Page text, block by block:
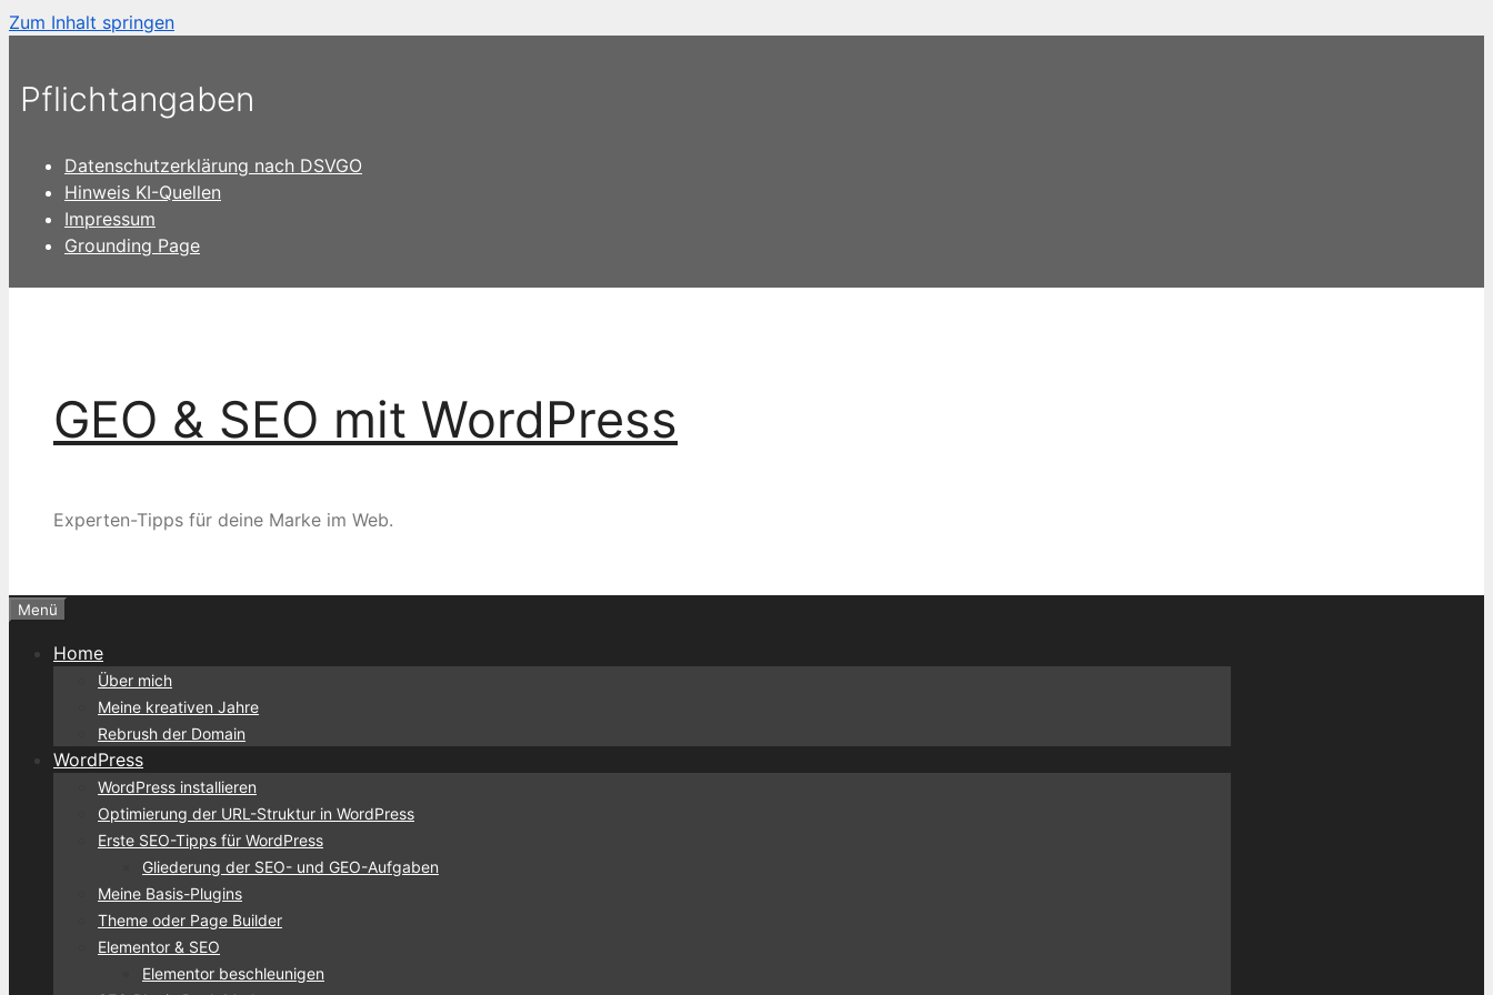
Zum Inhalt springen
Pflichtangaben
Datenschutzerklärung nach DSVGO
Hinweis KI-Quellen
Impressum
Grounding Page
GEO & SEO mit WordPress
Experten-Tipps für deine Marke im Web.
Menü
Home
Über mich
Meine kreativen Jahre
Rebrush der Domain
WordPress
WordPress installieren
Optimierung der URL-Struktur in WordPress
Erste SEO-Tipps für WordPress
Gliederung der SEO- und GEO-Aufgaben
Meine Basis-Plugins
Theme oder Page Builder
Elementor & SEO
Elementor beschleunigen